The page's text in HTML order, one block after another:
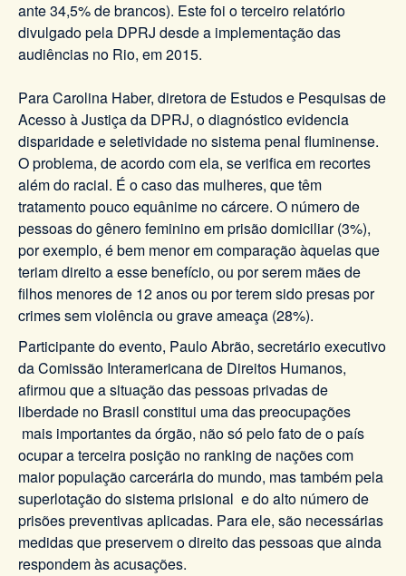
ante 34,5% de brancos). Este foi o terceiro relatório
divulgado pela DPRJ desde a implementação das
audiências no Rio, em 2015.
Para Carolina Haber, diretora de Estudos e Pesquisas de
Acesso à Justiça da DPRJ, o diagnóstico evidencia
disparidade e seletividade no sistema penal fluminense.
O problema, de acordo com ela, se verifica em recortes
além do racial. É o caso das mulheres, que têm
tratamento pouco equânime no cárcere. O número de
pessoas do gênero feminino em prisão domiciliar (3%),
por exemplo, é bem menor em comparação àquelas que
teriam direito a esse benefício, ou por serem mães de
filhos menores de 12 anos ou por terem sido presas por
crimes sem violência ou grave ameaça (28%).
Participante do evento, Paulo Abrão, secretário executivo
da Comissão Interamericana de Direitos Humanos,
afirmou que a situação das pessoas privadas de
liberdade no Brasil constitui uma das preocupações
mais importantes da órgão, não só pelo fato de o país
ocupar a terceira posição no ranking de nações com
maior população carcerária do mundo, mas também pela
superlotação do sistema prisional e do alto número de
prisões preventivas aplicadas. Para ele, são necessárias
medidas que preservem o direito das pessoas que ainda
respondem às acusações.